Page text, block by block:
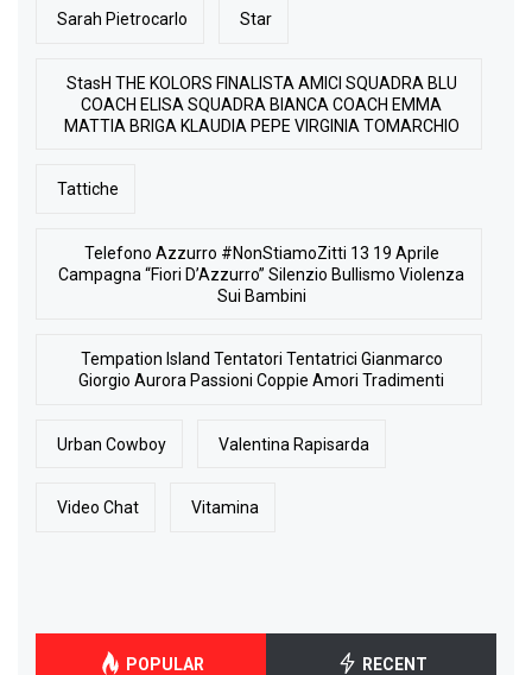
Sarah Pietrocarlo Star
StasH THE KOLORS FINALISTA AMICI SQUADRA BLU
COACH ELISA SQUADRA BIANCA COACH EMMA
MATTIA BRIGA KLAUDIA PEPE VIRGINIA TOMARCHIO
Tattiche
Telefono Azzurro #NonStiamoZitti 13 19 Aprile
Campagna “Fiori D’Azzurro” Silenzio Bullismo Violenza
Sui Bambini
Tempation Island Tentatori Tentatrici Gianmarco
Giorgio Aurora Passioni Coppie Amori Tradimenti
Urban Cowboy Valentina Rapisarda
Video Chat Vitamina
POPULAR RECENT